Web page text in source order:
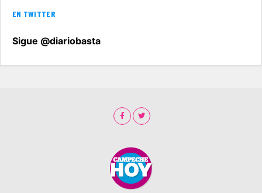
EN TWITTER
Sigue @diariobasta